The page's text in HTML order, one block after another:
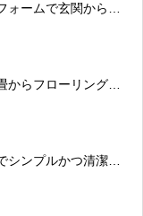
らの冷気をシャットアウト
リングへ修復リフォーム
かつ清潔感のある空間へ